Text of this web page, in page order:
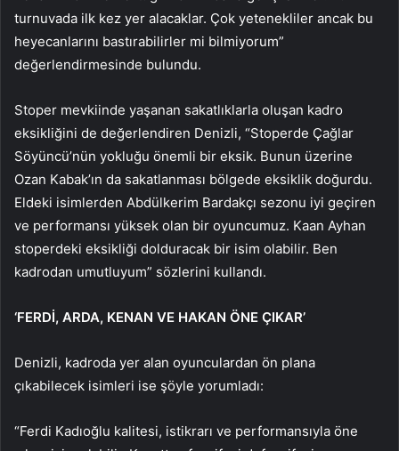
turnuvada ilk kez yer alacaklar. Çok yetenekliler ancak bu
heyecanlarını bastırabilirler mi bilmiyorum”
değerlendirmesinde bulundu.
Stoper mevkiinde yaşanan sakatlıklarla oluşan kadro
eksikliğini de değerlendiren Denizli, “Stoperde Çağlar
Söyüncü’nün yokluğu önemli bir eksik. Bunun üzerine
Ozan Kabak’ın da sakatlanması bölgede eksiklik doğurdu.
Eldeki isimlerden Abdülkerim Bardakçı sezonu iyi geçiren
ve performansı yüksek olan bir oyuncumuz. Kaan Ayhan
stoperdeki eksikliği dolduracak bir isim olabilir. Ben
kadrodan umutluyum” sözlerini kullandı.
‘FERDİ, ARDA, KENAN VE HAKAN ÖNE ÇIKAR’
Denizli, kadroda yer alan oyunculardan ön plana
çıkabilecek isimleri ise şöyle yorumladı:
“Ferdi Kadıoğlu kalitesi, istikrarı ve performansıyla öne